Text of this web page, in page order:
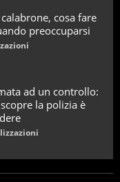
cosa fare
preoccuparsi
ad un controllo:
la polizia è